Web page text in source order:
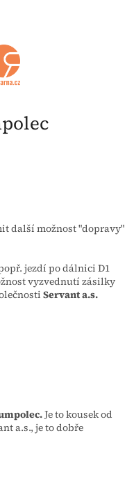
další možnost "dopravy"
jezdí po dálnici D1
vyzvednutí zásilky
Servant a.s.
Je to kousek od
a.s., je to dobře